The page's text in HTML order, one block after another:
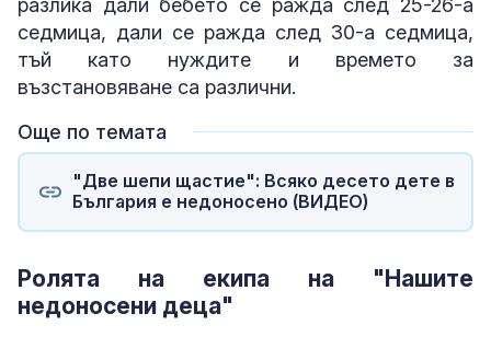
седмица, дали се ражда след 30-а седмица,
тъй като нуждите и времето за
възстановяване са различни.
Още по темата
"Две шепи щастие": Всяко десето дете в
България е недоносено (ВИДЕО)
Ролята на екипа на "Нашите
недоносени деца"